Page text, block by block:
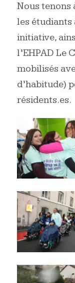
Nous tenons
les étudiants
initiative,
l’EHPAD Le
mobilisés
d’habitude)
résidents.es.